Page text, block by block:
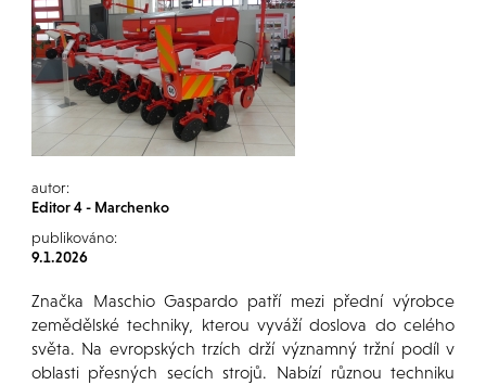
autor:
Editor 4 - Marchenko
publikováno:
9.1.2026
Značka Maschio Gaspardo patří mezi přední výrobce
zemědělské techniky, kterou vyváží doslova do celého
světa. Na evropských trzích drží významný tržní podíl v
oblasti přesných secích strojů. Nabízí různou techniku